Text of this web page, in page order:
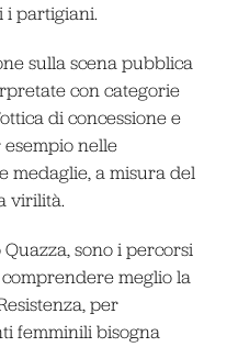
i partigiani.
sulla scena pubblica
con categorie
di concessione e
nelle
medaglie, a misura del
virilità.
sono i percorsi
meglio la
per
femminili bisogna